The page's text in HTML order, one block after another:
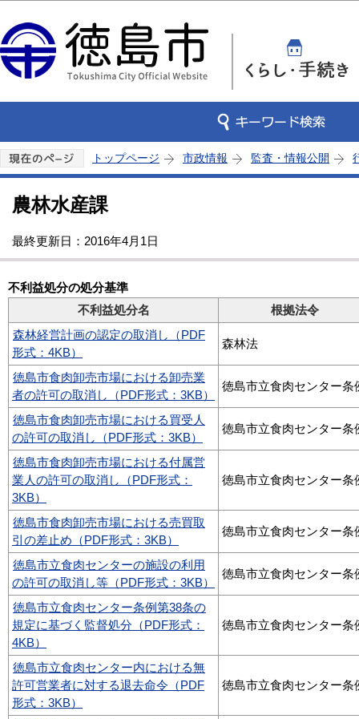
トップページ 市政情報 監査・情報公開
農林水産課
最終更新日：2016年4月1日
不利益処分の処分基準
不利益処分名
根拠法令
森林経営計画の認定の取消し（PDF
形式：4KB）
森林法
徳島市食肉卸売市場における卸売業
者の許可の取消し（PDF形式：3KB）
徳島市立食肉センター条
徳島市食肉卸売市場における買受人
の許可の取消し（PDF形式：3KB）
徳島市立食肉センター条
徳島市食肉卸売市場における付属営
業人の許可の取消し（PDF形式：
3KB）
徳島市立食肉センター条
徳島市食肉卸売市場における売買取
引の差止め（PDF形式：3KB）
徳島市立食肉センター条
徳島市立食肉センターの施設の利用
の許可の取消し等（PDF形式：3KB）
徳島市立食肉センター条
徳島市立食肉センター条例第38条の
規定に基づく監督処分（PDF形式：
4KB）
徳島市立食肉センター条
徳島市立食肉センター内における無
許可営業者に対する退去命令（PDF
形式：3KB）
徳島市立食肉センター条